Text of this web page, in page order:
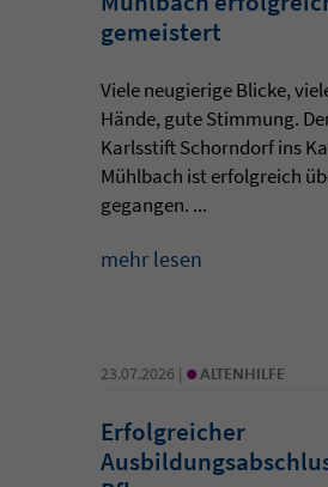
gemeistert
Viele neugierige Blicke,
Hände, gute Stimmung.
Karlsstift Schorndorf ins
Mühlbach ist erfolgreich
gegangen. ...
mehr lesen
23.07.2026 | • ALTENHILFE
Erfolgreicher